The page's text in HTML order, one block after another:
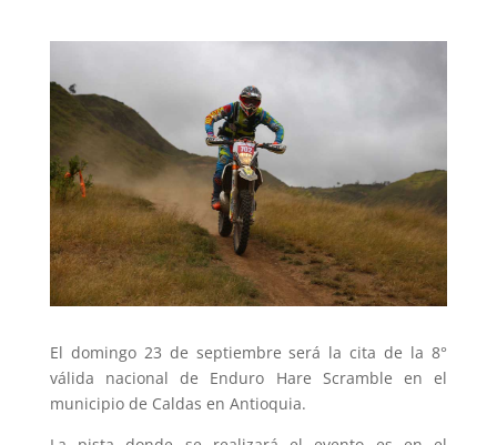
El domingo 23 de septiembre será la cita de la 8°
válida nacional de Enduro Hare Scramble en el
municipio de Caldas en Antioquia.